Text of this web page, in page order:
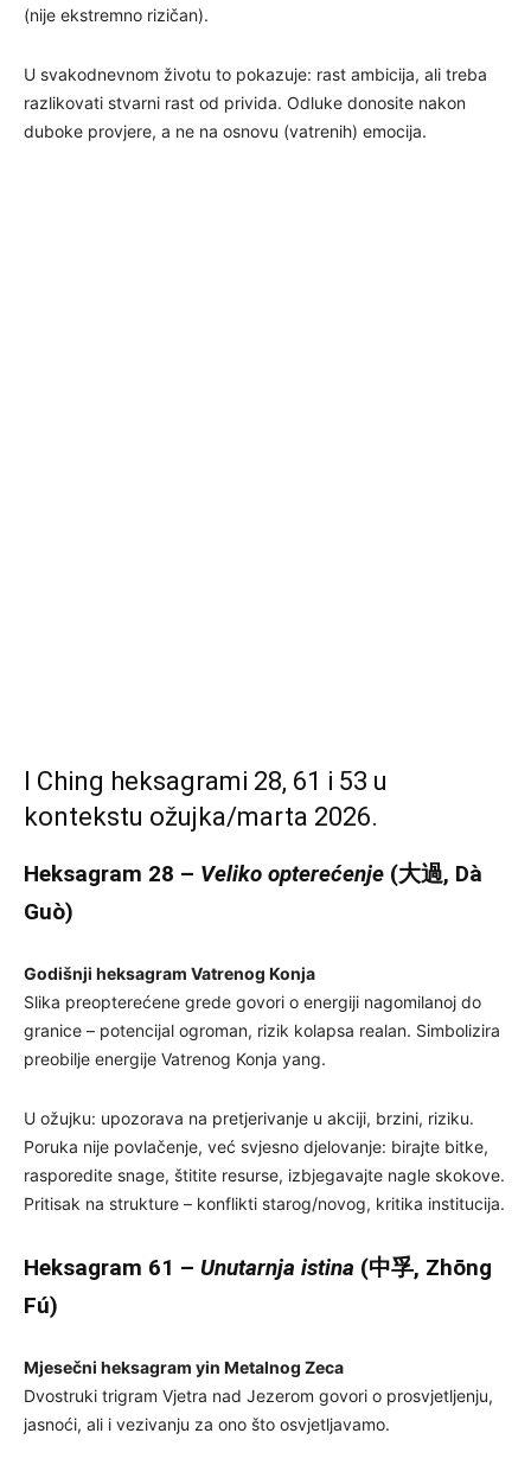
(nije ekstremno rizičan).
U svakodnevnom životu to pokazuje: rast ambicija, ali treba
razlikovati stvarni rast od privida. Odluke donosite nakon
duboke provjere, a ne na osnovu (vatrenih) emocija.
I Ching heksagrami 28, 61 i 53 u
kontekstu ožujka/marta 2026.
Heksagram 28 – Veliko opterećenje (大過, Dà
Guò)
Godišnji heksagram Vatrenog Konja
Slika preopterećene grede govori o energiji nagomilanoj do
granice – potencijal ogroman, rizik kolapsa realan. Simbolizira
preobilje energije Vatrenog Konja yang.
U ožujku: upozorava na pretjerivanje u akciji, brzini, riziku.
Poruka nije povlačenje, već svjesno djelovanje: birajte bitke,
rasporedite snage, štitite resurse, izbjegavajte nagle skokove.
Pritisak na strukture – konflikti starog/novog, kritika institucija.
Heksagram 61 – Unutarnja istina (中孚, Zhōng
Fú)
Mjesečni heksagram yin Metalnog Zeca
Dvostruki trigram Vjetra nad Jezerom govori o prosvjetljenju,
jasnoći, ali i vezivanju za ono što osvjetljavamo.